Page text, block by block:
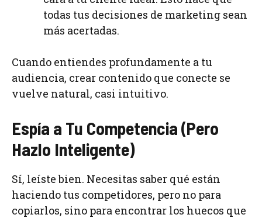
todas tus decisiones de marketing sean
más acertadas.
Cuando entiendes profundamente a tu
audiencia, crear contenido que conecte se
vuelve natural, casi intuitivo.
Espía a Tu Competencia (Pero
Hazlo Inteligente)
Sí, leíste bien. Necesitas saber qué están
haciendo tus competidores, pero no para
copiarlos, sino para encontrar los huecos que